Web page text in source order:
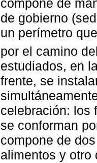
compone de
de gobierno
un perímetro
por el camino del
estudiados, en
frente, se
celebración: los
se conforman
compone de
alimentos y